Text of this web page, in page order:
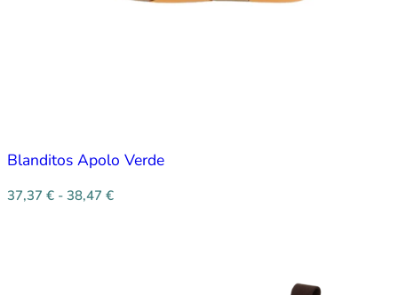
Blanditos Apolo Verde
37,37 € - 38,47 €